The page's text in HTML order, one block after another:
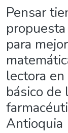
Pensar
para
lectora
básico de
Antioquia